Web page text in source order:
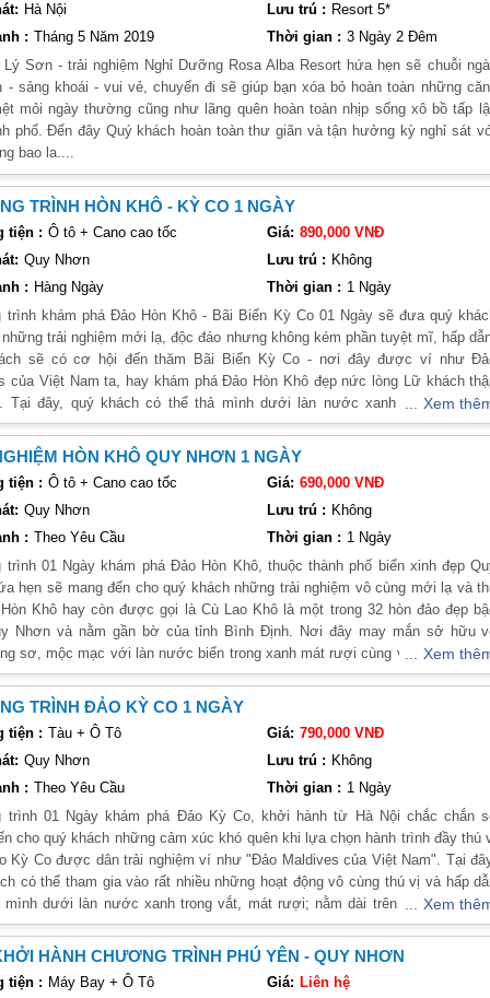
lịch sử
biển và điểm tham quan lịch sử của Phú Yên như đã được đề cập ở trên.
lịch nổi tiếng của Phú Yên như đã được đề cập ở trên.
lạ của Phú Yên như thung lũng Vũng Rô, khu du lịch Suối Hoa Lan hay
bạn những trải nghiệm mới mẻ và thú vị.
các địa điểm du lịch hấp dẫn
ai cũng biết đến và tìm hiểu về chúng. Dưới đây là một số địa điểm du lịch
Phú Yên. Với bãi biển xanh ngắt, cát trắng và nước biển trong xanh,
ra, còn có các điểm tham quan như nhà thờ Cù Lao Xanh, đền thờ
quan thiên nhiên tuyệt đẹp. Tại đây, bạn có thể tham gia các hoạt
Yên. Với cát trắng và nước biển trong xanh, đây là nơi lý tưởng để tắm
ăn đặc sản không thể bỏ qua
những trải nghiệm ẩm thực đặc biệt. Dưới đây là một số món ăn
bột gạo và chả cá tươi ngon. Món ăn này có vị đậm đà và thơm ngon,
người dân Phú Yên.
Yên, bánh xèo có một hương vị đặc trưng riêng. Bánh xèo ở đây được
thịt lợn và gia vị đặc trưng của địa phương. Nem nướng ở đây có vị đậm
tối ưu cho chuyến đi
bay, tàu hỏa hoặc xe khách. Tuy nhiên, đi máy bay là lựa chọn tối ưu
Nội đến sân bay Tuy Hòa - Phú Yên. Thời gian bay khoảng 2 giờ, sau đó
phá 04 Ngày 03 Đêm của công ty chúng tôi!
Hà Nội Lưu trú : Resort 5*
: Tháng 5 Năm 2019 Thời gian : 3 Ngày 2 Đêm
Lý Sơn - trải nghiệm Nghỉ Dưỡng Rosa Alba Resort hứa hẹn sẽ chuỗi
- sảng khoái - vui vẻ, chuyến đi sẽ giúp bạn xóa bỏ hoàn toàn những
mỏi ngày thường cũng như lãng quên hoàn toàn nhịp sống xô bồ tấp
phố. Đến đây Quý khách hoàn toàn thư giãn và tận hưởng kỳ nghỉ sát
bao la....
TRÌNH HÒN KHÔ - KỲ CO 1 NGÀY
tiện : Ô tô + Cano cao tốc Giá: 890,000 VNĐ
Quy Nhơn Lưu trú : Không
: Hàng Ngày Thời gian : 1 Ngày
trình khám phá Đảo Hòn Khô - Bãi Biển Kỳ Co 01 Ngày sẽ đưa quý
trải nghiệm mới lạ, độc đáo nhưng không kém phần tuyệt mĩ, hấp
sẽ có cơ hội đến thăm Bãi Biển Kỳ Co - nơi đây được ví như
của Việt Nam ta, hay khám phá Đảo Hòn Khô đẹp nức lòng Lữ khách thập
Tại đây, quý khách có thể thả mình dưới làn nước xanh trong vắt,
cát vàng trải dài tưởng chừng như vô tận hay là trải nghiệm các hoạt
hấp dẫn như lặn ngắm những rạn san hô đầy màu sắc hay là ngắm nhìn
đá với nhiều hình thù lạ mắt, xếp chồng lên nhau tạo nên một khung cảnh
Những điều hay ho này sẽ có trong hành trình khám phá Đảo Hòn Khô -
Kỳ Co của Vietsense Travel chúng tôi!
Xem
HÒN KHÔ QUY NHƠN 1 NGÀY
tiện : Ô tô + Cano cao tốc Giá: 690,000 VNĐ
Quy Nhơn Lưu trú : Không
: Theo Yêu Cầu Thời gian : 1 Ngày
trình 01 Ngày khám phá Đảo Hòn Khô, thuộc thành phố biển xinh đẹp
hẹn sẽ mang đến cho quý khách những trải nghiệm vô cùng mới lạ và
Khô hay còn được gọi là Cù Lao Khô là một trong 32 hòn đảo đẹp
Nhơn và nằm gần bờ của tỉnh Bình Định. Nơi đây may mắn sở hữu
sơ, mộc mạc với làn nước biển trong xanh mát rượi cùng với các rạn
màu sắc sẽ tạo nên một hành trình khó quên cho quý khách khi lựa
trình khám phá Cù Lao Khô của công ty chúng tôi. Kính mời quý khách tham
Xem
TRÌNH ĐẢO KỲ CO 1 NGÀY
tiện : Tàu + Ô Tô Giá: 790,000 VNĐ
Quy Nhơn Lưu trú : Không
: Theo Yêu Cầu Thời gian : 1 Ngày
trình 01 Ngày khám phá Đảo Kỳ Co, khởi hành từ Hà Nội chắc chắn
cho quý khách những cảm xúc khó quên khi lựa chọn hành trình đầy thú
Kỳ Co được dân trải nghiệm ví như "Đảo Maldives của Việt Nam". Tại
có thể tham gia vào rất nhiều những hoạt động vô cùng thú vị và hấp
mình dưới làn nước xanh trong vắt, mát rượi; nằm dài trên những cồn
tưởng chừng như bất tận, tham gia vào những hoạt động khám phá
san hô hay là thỏa thích chụp những tấm hình đẹp làm kỉ niệm. Tất cả
này quý khách sẽ có cơ hội được trải nghiệm một cách hoàn hảo nhất khi
lựa chọn đồng hành cùng chúng tôi!
Xem
HÀNH CHƯƠNG TRÌNH PHÚ YÊN - QUY NHƠN
tiện : Máy Bay + Ô Tô Giá: Liên hệ